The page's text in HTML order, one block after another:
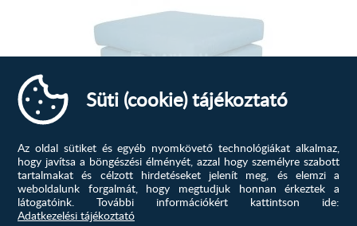
Cherry puff D, Türkizkék
Fotel, puff esetleg babazsákfotel hiányzik nappalijából?
Retró színek, esetleg...
Süti (cookie) tájékoztató
Az oldal sütiket és egyéb nyomkövető technológiákat alkalmaz,
hogy javítsa a böngészési élményét, azzal hogy személyre szabott
tartalmakat és célzott hirdetéseket jelenít meg, és elemzi a
weboldalunk forgalmát, hogy megtudjuk honnan érkeztek a
látogatóink.
További információkért kattintson ide:
Adatkezelési tájékoztató